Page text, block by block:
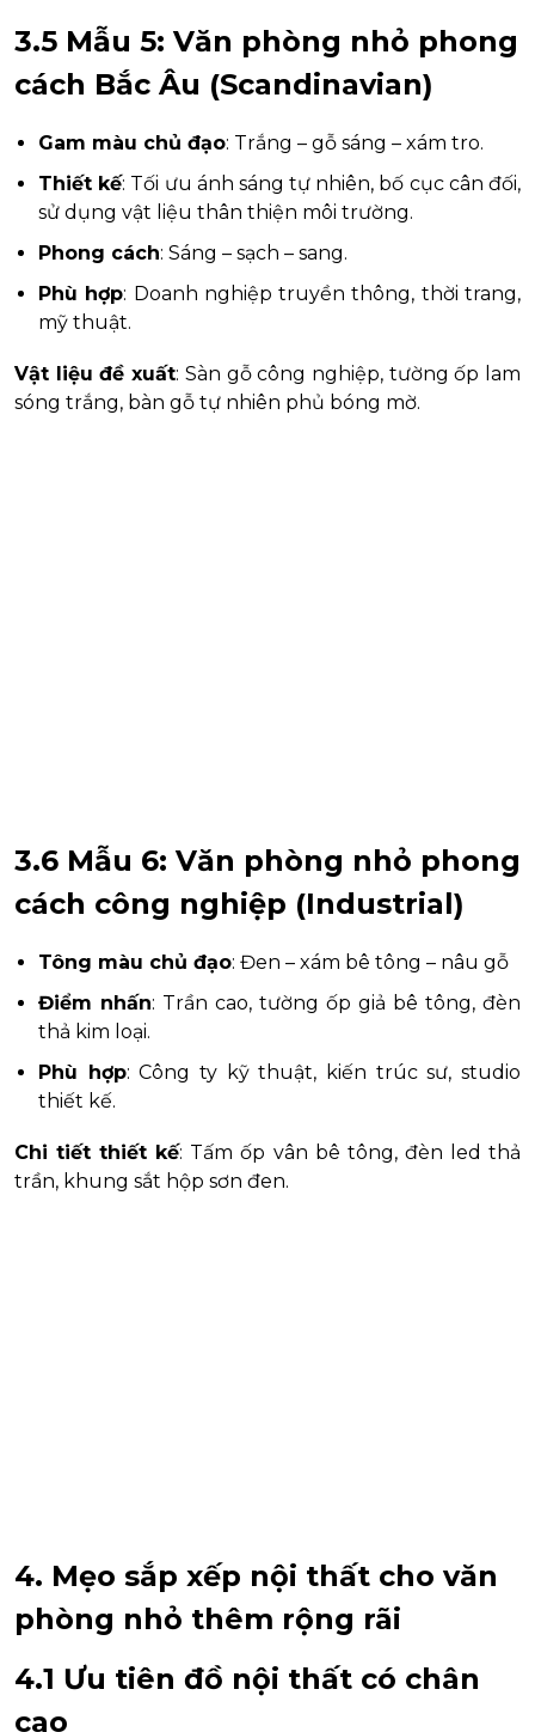
3.5 Mẫu 5: Văn phòng nhỏ phong
cách Bắc Âu (Scandinavian)
Gam màu chủ đạo: Trắng – gỗ sáng – xám tro.
Thiết kế: Tối ưu ánh sáng tự nhiên, bố cục cân đối,
sử dụng vật liệu thân thiện môi trường.
Phong cách: Sáng – sạch – sang.
Phù hợp: Doanh nghiệp truyền thông, thời trang,
mỹ thuật.
Vật liệu đề xuất: Sàn gỗ công nghiệp, tường ốp lam
sóng trắng, bàn gỗ tự nhiên phủ bóng mờ.
3.6 Mẫu 6: Văn phòng nhỏ phong
cách công nghiệp (Industrial)
Tông màu chủ đạo: Đen – xám bê tông – nâu gỗ
Điểm nhấn: Trần cao, tường ốp giả bê tông, đèn
thả kim loại.
Phù hợp: Công ty kỹ thuật, kiến trúc sư, studio
thiết kế.
Chi tiết thiết kế: Tấm ốp vân bê tông, đèn led thả
trần, khung sắt hộp sơn đen.
4. Mẹo sắp xếp nội thất cho văn
phòng nhỏ thêm rộng rãi
4.1 Ưu tiên đồ nội thất có chân
cao